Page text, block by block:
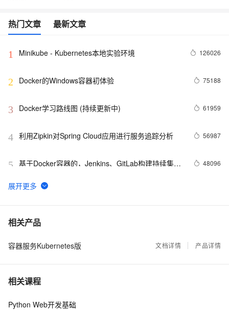
热门文章 最新文章
1 Minikube - Kubernetes本地实验环境 126026
2 Docker的Windows容器初体验 75188
3 Docker学习路线图 (持续更新中) 61959
4 利用Zipkin对Spring Cloud应用进行服务追踪分析 56987
5 基于Docker容器的，Jenkins、GitLab构建持续集成
48096
6 谈谈 Docker Volume 之权限管理（一）
7 容器镜像服务 Docker镜像的基本使用
8 使用阿里云容器服务Jenkins 2.0实现持续集成之
37077
9
10理解Docker容器的进程管理
相关产品
容器服务Kubernetes版 文档详情 产品详情
相关课程
Python Web开发基础